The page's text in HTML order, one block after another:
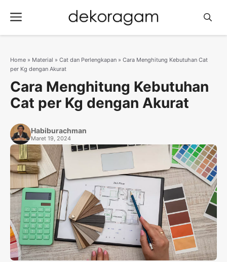
Menu
Home » Material » Cat dan Perlengkapan » Cara Menghitung Kebutuhan Cat
per Kg dengan Akurat
Cara Menghitung Kebutuhan
Cat per Kg dengan Akurat
Habiburachman
Maret 19, 2024